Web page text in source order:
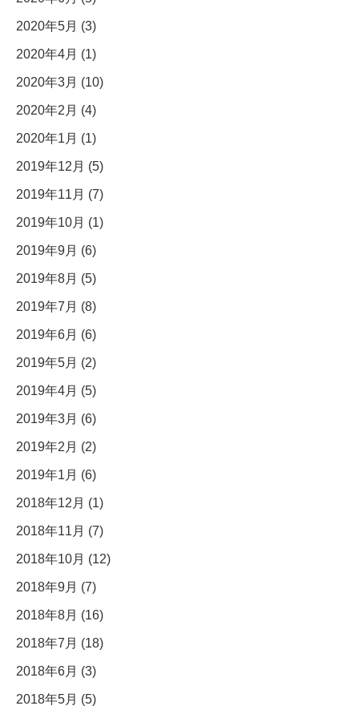
2020年5月 (3)
2020年4月 (1)
2020年3月 (10)
2020年2月 (4)
2020年1月 (1)
2019年12月 (5)
2019年11月 (7)
2019年10月 (1)
2019年9月 (6)
2019年8月 (5)
2019年7月 (8)
2019年6月 (6)
2019年5月 (2)
2019年4月 (5)
2019年3月 (6)
2019年2月 (2)
2019年1月 (6)
2018年12月 (1)
2018年11月 (7)
2018年10月 (12)
2018年9月 (7)
2018年8月 (16)
2018年7月 (18)
2018年6月 (3)
2018年5月 (5)